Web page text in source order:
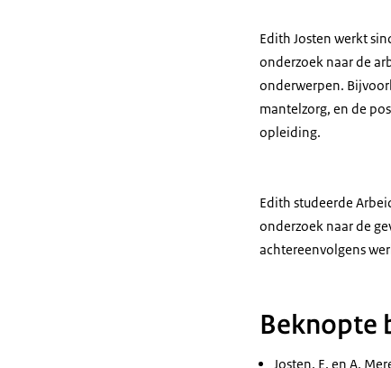
Edith Josten werkt
onderzoek naar de
onderwerpen.
mantelzorg, en de
opleiding.
Edith studeerde
onderzoek naar de
achtereenvolgens
Beknopte
Josten, E. en A.